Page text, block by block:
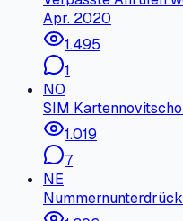
Apr. 2020
1.495
1
NO
SIM Karten
1.019
7
NE